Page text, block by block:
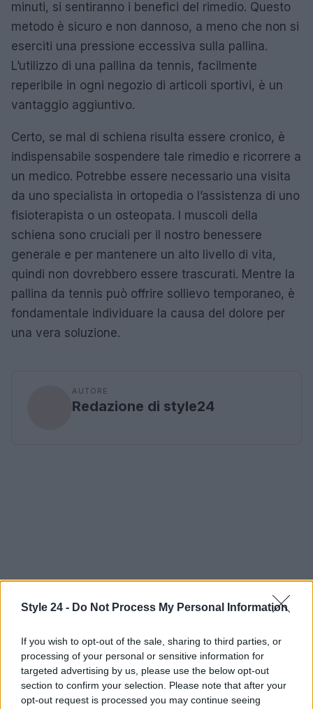
Style 24 - Do Not Process My Personal Information
If you wish to opt-out of the sale, sharing to third parties, or
processing of your personal or sensitive information for
targeted advertising by us, please use the below opt-out
section to confirm your selection. Please note that after your
opt-out request is processed you may continue seeing
minuti, si sentiranno i benefici del rimedio. Questo
metodo è sicuro e non dannoso, a meno che non si
eserciti una pressione eccessiva sulla pallina.
L’utilizzo di una pallina da tennis, facilmente
reperibile in ogni negozio di articoli sportivi, è un
vantaggio aggiuntivo.
Certo, se mal di schiena risulta essere cronico, è
indispensabile sospendere tale rimedio e ricorrere a
un medico. Potrebbe essere necessario una visita
da uno specialista in ortopedia o l’assistenza di uno
fisioterapista o un osteopata. I muscoli della
schiena sono cruciali per il nostro benessere
generale e per mantenere un alto livello di vita,
quindi non dovrebbero essere trascurati. Mentre la
pallina da tennis può offrire sollievo temporaneo, è
fondamentale individuare la causa del dolore per
una vera soluzione.
AUTORE
Redazione di style24